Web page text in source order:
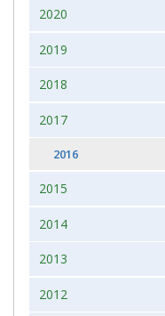
2020
2019
2018
2017
2016
2015
2014
2013
2012